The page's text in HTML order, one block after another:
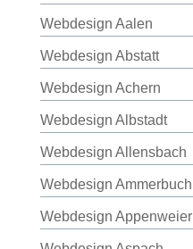
Webdesign Aalen
Webdesign Abstatt
Webdesign Achern
Webdesign Albstadt
Webdesign Allensbach
Webdesign Ammerbuch
Webdesign Appenweier